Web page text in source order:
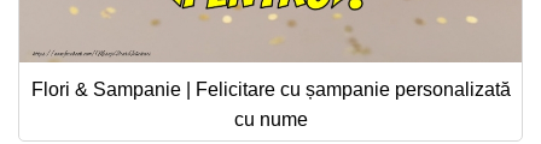
Flori & Sampanie | Felicitare cu șampanie personalizată
cu nume